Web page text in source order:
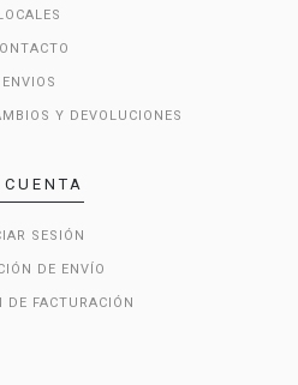
ENVIOS
Y DEVOLUCIONES
SESIÓN
DE ENVÍO
DE FACTURACIÓN